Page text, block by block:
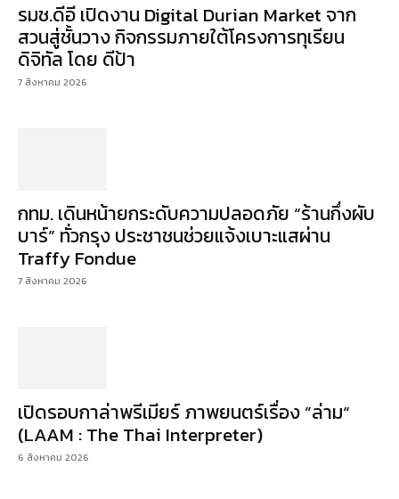
รมช.ดีอี เปิดงาน Digital Durian Market จาก
สวนสู่ชั้นวาง กิจกรรมภายใต้โครงการทุเรียน
ดิจิทัล โดย ดีป้า
7 สิงหาคม 2026
กทม. เดินหน้ายกระดับความปลอดภัย “ร้านกึ่งผับ
บาร์” ทั่วกรุง ประชาชนช่วยแจ้งเบาะแสผ่าน
Traffy Fondue
7 สิงหาคม 2026
เปิดรอบกาล่าพรีเมียร์ ภาพยนตร์เรื่อง ”ล่าม“
(LAAM : The Thai Interpreter)
6 สิงหาคม 2026